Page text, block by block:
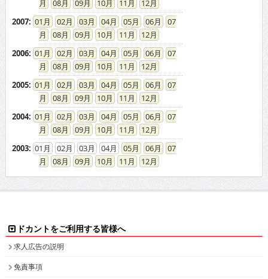
08
09 10 11
12
2007: 01 02 03 04 05 06
07
08
09 10 11
12
2006: 01 02 03 04 05 06
07
08
09 10 11
12
2005: 01 02 03 04 05 06
07
08
09 10 11
12
2004: 01 02 03 04 05 06
07
08
09 10 11
12
2003: 01 02 03 04 05 06
07
08
09 10 11 12
ドカントをご利用する皆様へ
求人広告の説明
免責事項